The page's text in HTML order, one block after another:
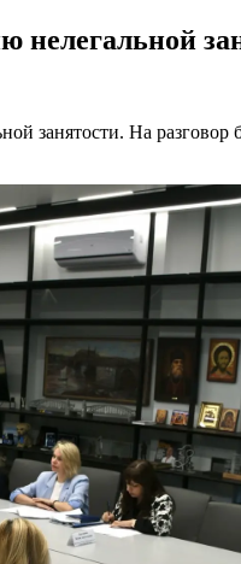
нелегальной
занятости. На